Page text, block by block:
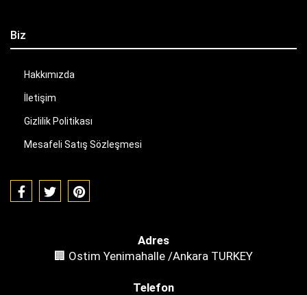
Biz
Hakkımızda
İletişim
Gizlilik Politikası
Mesafeli Satış Sözleşmesi
Adres
🏢 Ostim Yenimahalle /Ankara TURKEY
Telefon